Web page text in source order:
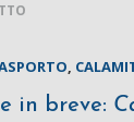
,
in breve: